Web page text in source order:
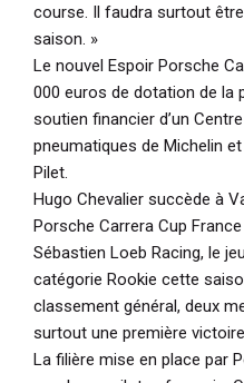
course. Il faudra surtout
saison. »
Le nouvel Espoir Porsche
000 euros de dotation de la
soutien financier d’un
pneumatiques de Michelin
Pilet.
Hugo Chevalier succède à
Porsche Carrera Cup
Sébastien Loeb Racing, le
catégorie Rookie cette
classement général, deux
surtout une première
La filière mise en place par